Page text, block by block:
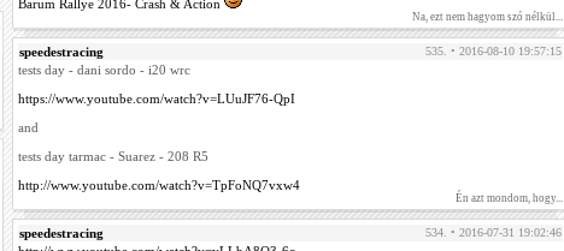
Barum Rallye 2016- Crash & Action
Na, ezt nem hagyom szó nélkül...
speedestracing 535. • 2016-08-10 19:57:15
tests day - dani sordo - i20 wrc
https://www.youtube.com/watch?v=LUuJF76-QpI
and
tests day tarmac - Suarez - 208 R5
http://www.youtube.com/watch?v=TpFoNQ7vxw4
Én azt mondom, hogy...
speedestracing 534. • 2016-07-31 19:02:46